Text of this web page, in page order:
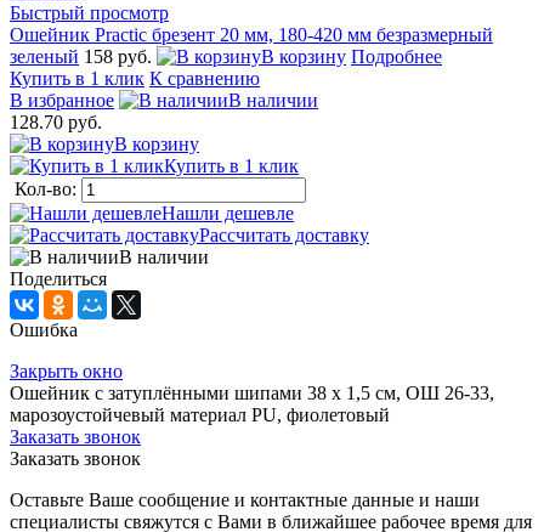
Быстрый просмотр
Ошейник Practic брезент 20 мм, 180-420 мм безразмерный
зеленый 158 руб. В корзину Подробнее
Купить в 1 клик К сравнению
В избранное
В наличии
128.70 руб.
В корзину
Купить в 1 клик
Кол-во:
Нашли дешевле
Рассчитать доставку
В наличии
Поделиться
Ошибка
Закрыть окно
Ошейник с затуплёнными шипами 38 х 1,5 см, ОШ 26-33,
марозоустойчевый материал PU, фиолетовый
Заказать звонок
Заказать звонок
Оставьте Ваше сообщение и контактные данные и наши
специалисты свяжутся с Вами в ближайшее рабочее время для